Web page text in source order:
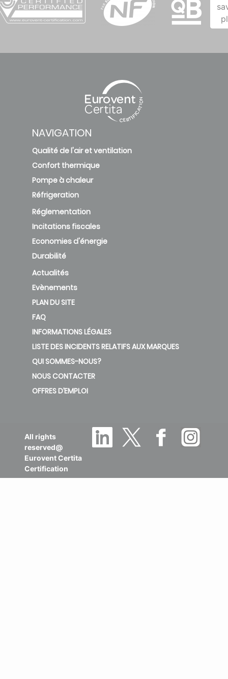
NAVIGATION
Qualité de l'air et ventilation
Confort thermique
Pompe à chaleur
Réfrigeration
Réglementation
Incitations fiscales
Economies d'énergie
Durabilité
Actualités
Evènements
PLAN DU SITE
FAQ
INFORMATIONS LÉGALES
LISTE DES INCIDENTS RELATIFS AUX MARQUES
QUI SOMMES-NOUS?
NOUS CONTACTER
OFFRES D’EMPLOI
All rights
reserved@
Eurovent Certita
Certification